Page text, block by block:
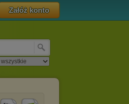
Załóż konto